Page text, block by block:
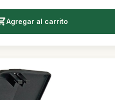
Agregar al carrito